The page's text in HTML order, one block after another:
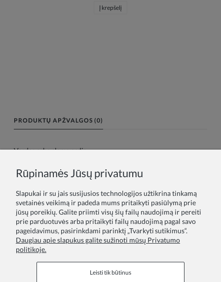
Į krepšelį
PRODUKTŲ APŽVALGOS (0)
Vardas arba slapyvardis:
Rūpinamės Jūsų privatumu
Slapukai ir su jais susijusios technologijos užtikrina tinkamą
svetainės veikimą ir padeda mums pritaikyti pasiūlymą prie
jūsų poreikių. Galite priimti visų šių failų naudojimą ir pereiti
prie parduotuvės arba pritaikyti failų naudojimą pagal savo
pageidavimus, pasirinkdami parinktį „Tvarkyti sutikimus“.
Daugiau apie slapukus galite sužinoti mūsų Privatumo
politikoje.
Leisti tik būtinus